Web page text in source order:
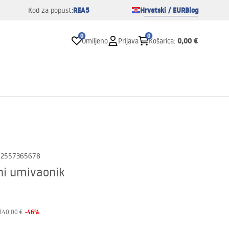
Kod za popust:REA5 Hrvatski / EURBlog
0
Omiljeno Prijava
0
Košarica: 0,00 €
umivaonik
€ -46%